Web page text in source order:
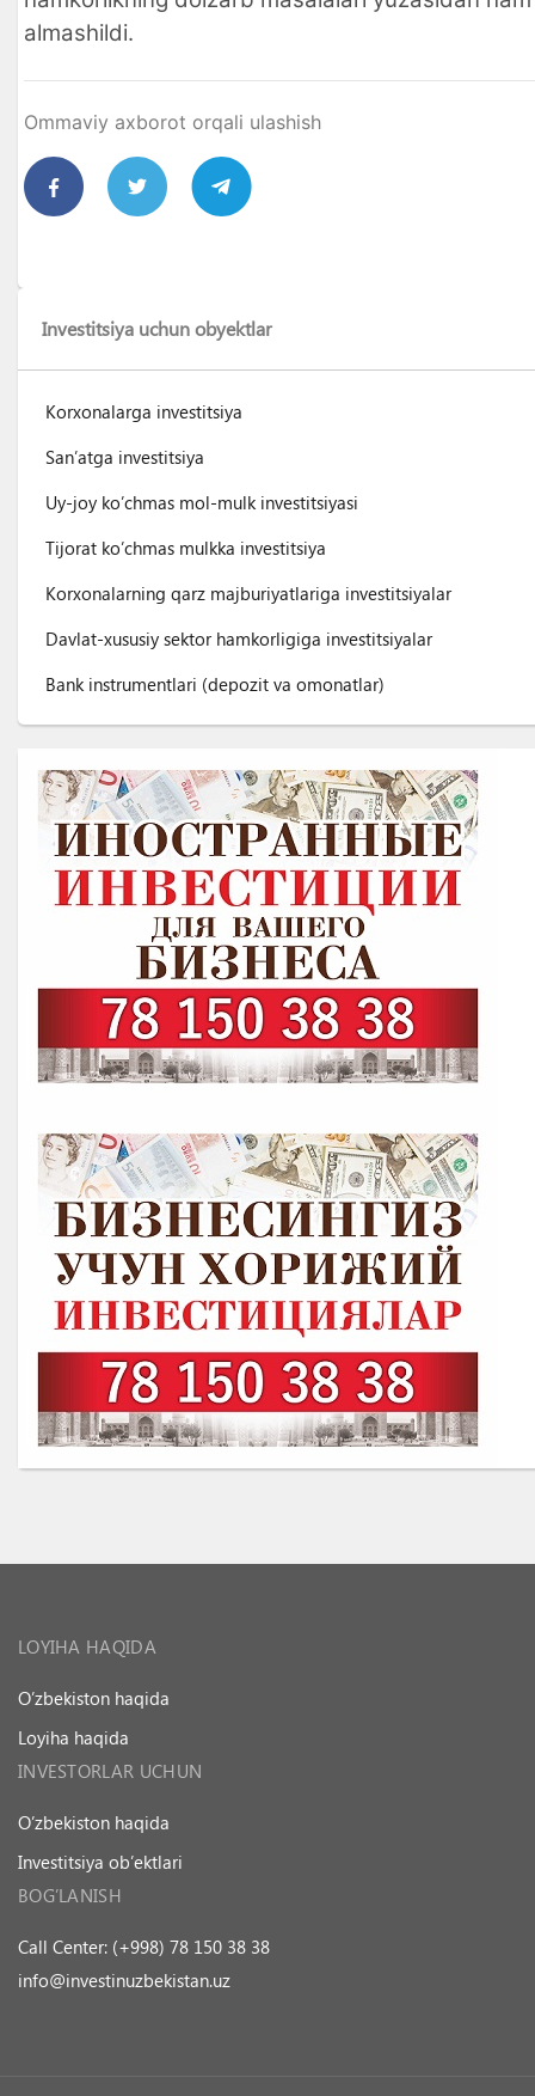
almashildi.
Ommaviy axborot orqali ulashish
Investitsiya uchun obyektlar
Korxonalarga investitsiya
San’atga investitsiya
Uy-joy ko’chmas mol-mulk investitsiyasi
Tijorat ko’chmas mulkka investitsiya
Korxonalarning qarz majburiyatlariga investitsiyalar
Davlat-xususiy sektor hamkorligiga investitsiyalar
Bank instrumentlari (depozit va omonatlar)
LOYIHA HAQIDA
O’zbekiston haqida
Loyiha haqida
INVESTORLAR UCHUN
O’zbekiston haqida
Investitsiya ob’ektlari
BOG’LANISH
Call Center: (+998) 78 150 38 38
info@investinuzbekistan.uz